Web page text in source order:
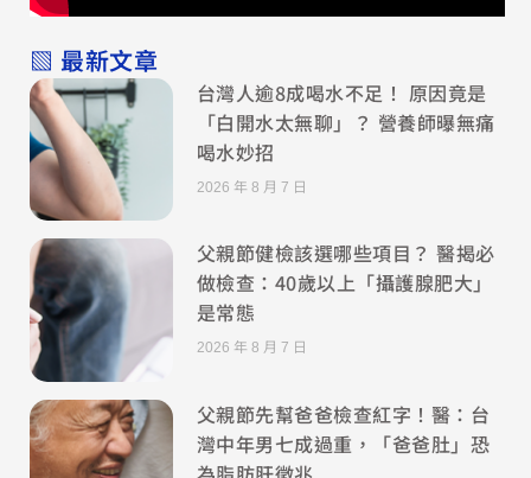
▧ 最新文章
台灣人逾8成喝水不足！ 原因竟是
「白開水太無聊」？ 營養師曝無痛
喝水妙招
2026 年 8 月 7 日
父親節健檢該選哪些項目？ 醫揭必
做檢查：40歲以上「攝護腺肥大」
是常態
2026 年 8 月 7 日
父親節先幫爸爸檢查紅字！醫：台
灣中年男七成過重，「爸爸肚」恐